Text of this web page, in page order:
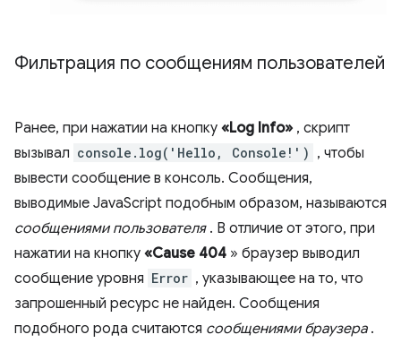
Фильтрация по сообщениям пользователей
Ранее, при нажатии на кнопку «Log Info» , скрипт
вызывал console.log('Hello, Console!') , чтобы
вывести сообщение в консоль. Сообщения,
выводимые JavaScript подобным образом, называются
сообщениями пользователя. В отличие от этого, при
нажатии на кнопку «Cause 404 » браузер выводил
сообщение уровня Error , указывающее на то, что
запрошенный ресурс не найден. Сообщения
подобного рода считаются сообщениями браузера.